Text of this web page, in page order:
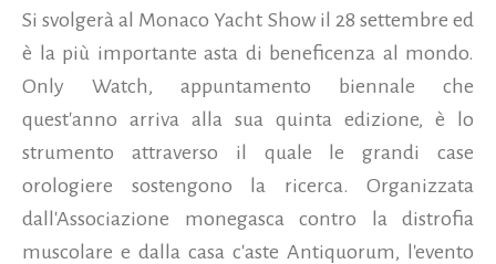
Si svolgerà al Monaco Yacht Show il 28 settembre ed
è la più importante asta di beneficenza al mondo.
Only Watch, appuntamento biennale che
quest'anno arriva alla sua quinta edizione, è lo
strumento attraverso il quale le grandi case
orologiere sostengono la ricerca. Organizzata
dall'Associazione monegasca contro la distrofia
muscolare e dalla casa c'aste Antiquorum, l'evento